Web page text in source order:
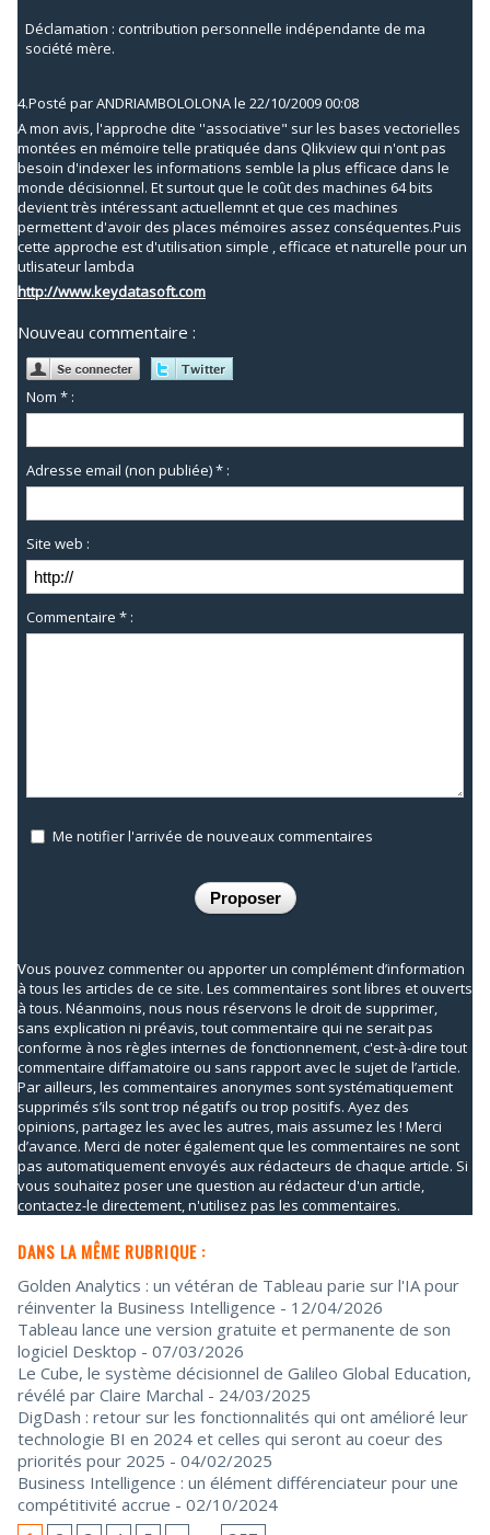
Déclamation : contribution personnelle indépendante de ma
société mère.
4.Posté parANDRIAMBOLOLONAle 22/10/2009 00:08
A mon avis, l'approche dite ''associative" sur les bases vectorielles
montées en mémoire telle pratiquée dans Qlikview qui n'ont pas
besoin d'indexer les informations semble la plus efficace dans le
monde décisionnel. Et surtout que le coût des machines 64 bits
devient très intéressant actuellemnt et que ces machines
permettent d'avoir des places mémoires assez conséquentes.Puis
cette approche est d'utilisation simple , efficace et naturelle pour un
utlisateur lambda
http://www.keydatasoft.com
Nouveau commentaire :
Nom * :
Adresse email (non publiée) * :
Site web :
Commentaire * :
Me notifier l'arrivée de nouveaux commentaires
Vous pouvez commenter ou apporter un complément d’information
à tous les articles de ce site. Les commentaires sont libres et ouverts
à tous. Néanmoins, nous nous réservons le droit de supprimer,
sans explication ni préavis, tout commentaire qui ne serait pas
conforme à nos règles internes de fonctionnement, c'est-à-dire tout
commentaire diffamatoire ou sans rapport avec le sujet de l’article.
Par ailleurs, les commentaires anonymes sont systématiquement
supprimés s’ils sont trop négatifs ou trop positifs. Ayez des
opinions, partagez les avec les autres, mais assumez les ! Merci
d’avance. Merci de noter également que les commentaires ne sont
pas automatiquement envoyés aux rédacteurs de chaque article. Si
vous souhaitez poser une question au rédacteur d'un article,
contactez-le directement, n'utilisez pas les commentaires.
DANS LA MÊME RUBRIQUE :
Golden Analytics : un vétéran de Tableau parie sur l'IA pour
réinventer la Business Intelligence - 12/04/2026
Tableau lance une version gratuite et permanente de son
logiciel Desktop - 07/03/2026
Le Cube, le système décisionnel de Galileo Global Education,
révélé par Claire Marchal - 24/03/2025
DigDash : retour sur les fonctionnalités qui ont amélioré leur
technologie BI en 2024 et celles qui seront au coeur des
priorités pour 2025 - 04/02/2025
Business Intelligence : un élément différenciateur pour une
compétitivité accrue - 02/10/2024